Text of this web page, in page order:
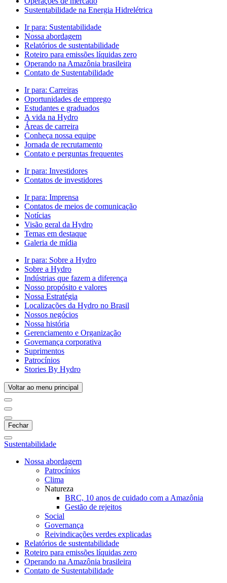
Sustentabilidade na Energia Hidrelétrica
Ir para: Sustentabilidade
Nossa abordagem
Relatórios de sustentabilidade
Roteiro para emissões líquidas zero
Operando na Amazônia brasileira
Contato de Sustentabilidade
Ir para: Carreiras
Oportunidades de emprego
Estudantes e graduados
A vida na Hydro
Áreas de carreira
Conheça nossa equipe
Jornada de recrutamento
Contato e perguntas frequentes
Ir para: Investidores
Contatos de investidores
Ir para: Imprensa
Contatos de meios de comunicação
Notícias
Visão geral da Hydro
Temas em destaque
Galeria de mídia
Ir para: Sobre a Hydro
Sobre a Hydro
Indústrias que fazem a diferença
Nosso propósito e valores
Nossa Estratégia
Localizações da Hydro no Brasil
Nossos negócios
Nossa história
Gerenciamento e Organização
Governança corporativa
Suprimentos
Patrocínios
Stories By Hydro
Voltar ao menu principal
Fechar
Sustentabilidade
Nossa abordagem
Patrocínios
Clima
Natureza
BRC, 10 anos de cuidado com a Amazônia
Gestão de rejeitos
Social
Governança
Reivindicações verdes explicadas
Relatórios de sustentabilidade
Roteiro para emissões líquidas zero
Operando na Amazônia brasileira
Contato de Sustentabilidade